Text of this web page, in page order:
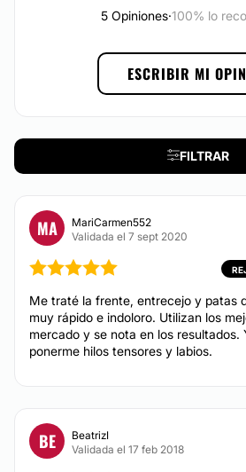
una de las primeras
adelgazamiento de nuestro
único con más de 300 metros a su
Atención en:
English
Español
Français
Sí
Métodos de pago aceptados:
Blefaroplastia
Liposucción
Cirugía maxilofacial
Aumento pómulos
CIRUGÍA BARIÁTRICA
Tratamiento obesidad
Manga gástrica
HIFU
5 Opiniones·100% lo
ESCRIBIR MI
FILTRAR
MA
MariCarmen552
Validada el 7 sept 2020
Me traté la frente, entrecejo y patas
muy rápido e indoloro. Utilizan los
mercado y se nota en los resultados.
ponerme hilos tensores y labios.
BE
BeatrizI
Validada el 17 feb 2018